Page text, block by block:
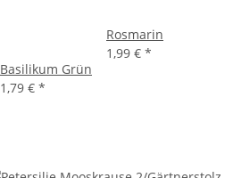
Basilikum Grün
1,79 € *
Rosmarin
1,99 € *